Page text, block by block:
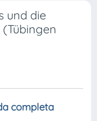
und die
completa